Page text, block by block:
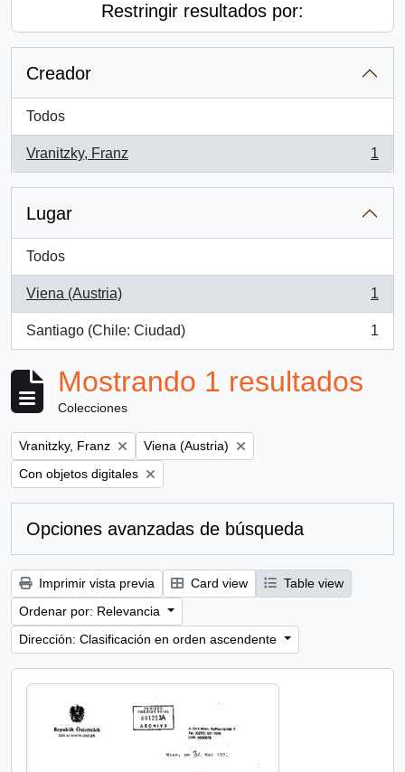
Restringir resultados por:
Creador
Todos
Vranitzky, Franz
, 1 resultados
1
Lugar
Todos
Viena (Austria)
, 1 resultados
1
Santiago (Chile: Ciudad)
, 1 resultados
1
Mostrando 1 resultados
Colecciones
Remove filter:
Vranitzky, Franz Remove filter:
Viena (Austria)
Remove filter:
Con objetos digitales
Opciones avanzadas de búsqueda
Imprimir vista previa Card view
Table view
Ordenar por: Relevancia
Dirección: Clasificación en orden ascendente